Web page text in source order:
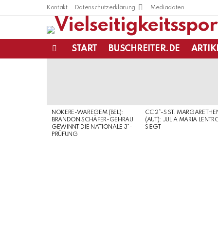
Kontakt Datenschutzerklärung Mediadaten
START BUSCHREITER.DE
NOKERE-WAREGEM (BEL):
BRANDON SCHÄFER-GEHRAU
GEWINNT DIE NATIONALE 3*-
PRÜFUNG
CCI2*-S ST.
(AUT): JULIA MARIA
SIEGT